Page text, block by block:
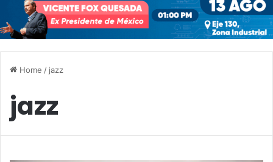
Home / jazz
jazz